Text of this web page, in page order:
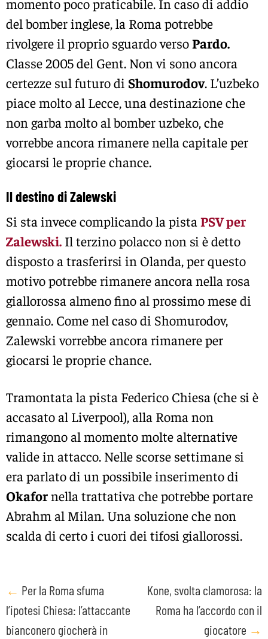
momento poco praticabile. In caso di addio
del bomber inglese, la Roma potrebbe
rivolgere il proprio sguardo versoPardo.
Classe 2005 del Gent. Non vi sono ancora
certezze sul futuro di Shomurodov. L’uzbeko
piace molto al Lecce, una destinazione che
non garba molto al bomber uzbeko, che
vorrebbe ancora rimanere nella capitale per
giocarsi le proprie chance.
Il destino di Zalewski
Si sta invece complicando la pista PSV per
Zalewski. Il terzino polacco non si è detto
disposto a trasferirsi in Olanda, per questo
motivo potrebbe rimanere ancora nella rosa
giallorossa almeno fino al prossimo mese di
gennaio. Come nel caso di Shomurodov,
Zalewski vorrebbe ancora rimanere per
giocarsi le proprie chance.
Tramontata la pista Federico Chiesa (che si è
accasato al Liverpool), alla Roma non
rimangono al momento molte alternative
valide in attacco. Nelle scorse settimane si
era parlato di un possibile inserimento di
Okafornella trattativa che potrebbe portare
Abrahm al Milan. Una soluzione che non
scalda di certo i cuori dei tifosi giallorossi.
Post
navigation
← Per la Roma sfuma
l’ipotesi Chiesa: l’attaccante
bianconero giocherà in
Kone, svolta clamorosa: la
Roma ha l’accordo con il
giocatore →